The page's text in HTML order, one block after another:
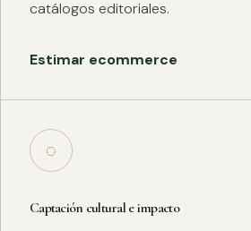
catálogos editoriales.
Estimar ecommerce
◌
Captación cultural e impacto